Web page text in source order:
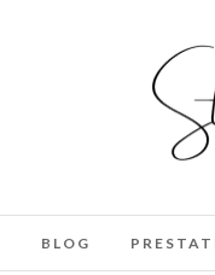
BLOG